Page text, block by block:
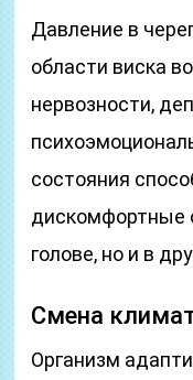
Давление в
области виска
нервозности,
состояния
дискомфортные
голове, но и в
Смена
Организм